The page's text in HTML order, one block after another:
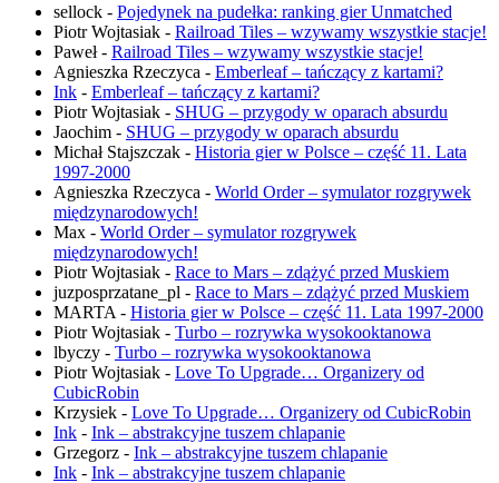
sellock - Pojedynek na pudełka: ranking gier Unmatched
Piotr Wojtasiak - Railroad Tiles – wzywamy wszystkie stacje!
Paweł- Railroad Tiles – wzywamy wszystkie stacje!
Agnieszka Rzeczyca - Emberleaf – tańczący z kartami?
Ink - Emberleaf – tańczący z kartami?
Piotr Wojtasiak - SHUG – przygody w oparach absurdu
Jaochim - SHUG – przygody w oparach absurdu
Michał Stajszczak - Historia gier w Polsce – część 11. Lata
1997-2000
Agnieszka Rzeczyca - World Order – symulator rozgrywek
międzynarodowych!
Max - World Order – symulator rozgrywek
międzynarodowych!
Piotr Wojtasiak - Race to Mars – zdążyć przed Muskiem
juzposprzatane_pl - Race to Mars – zdążyć przed Muskiem
MARTA - Historia gier w Polsce – część 11. Lata 1997-2000
Piotr Wojtasiak - Turbo – rozrywka wysokooktanowa
lbyczy - Turbo – rozrywka wysokooktanowa
Piotr Wojtasiak - Love To Upgrade… Organizery od
CubicRobin
Krzysiek - Love To Upgrade… Organizery od CubicRobin
Ink - Ink – abstrakcyjne tuszem chlapanie
Grzegorz - Ink – abstrakcyjne tuszem chlapanie
Ink - Ink – abstrakcyjne tuszem chlapanie